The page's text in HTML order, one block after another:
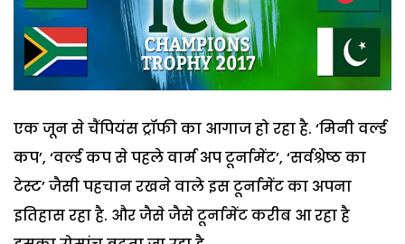
एक जून से चैंपियंस ट्रॉफी का आगाज हो रहा है. ‘मिनी वर्ल्ड
कप’, ‘वर्ल्ड कप से पहले वार्म अप टूर्नामेंट’, ‘सर्वश्रेष्ठ का
टेस्ट’ जैसी पहचान रखने वाले इस टूर्नामेंट का अपना
इतिहास रहा है. और जैसे जैसे टूर्नामेंट करीब आ रहा है